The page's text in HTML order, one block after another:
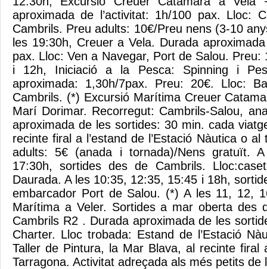
aproximada de l’activitat: 1h/100 pax. Lloc:
Cambrils. Preu adults: 10€/Preu nens (3-10
les 19:30h, Creuer a Vela. Durada
pax. Lloc: Ven a Navegar, Port de Salou. Preu:
i 12h, Iniciació a la Pesca: Spinning i
aproximada: 1,30h/7pax. Preu: 20€. Lloc:
Cambrils. (*) Excursió Marítima Creuer
Marí Dorimar. Recorregut: Cambrils-Salou,
aproximada de les sortides: 30 min. cada
recinte firal a l’estand de l’Estació Nàutica o
adults: 5€ (anada i tornada)/Nens gratuït.
17:30h, sortides des de Cambrils.
Daurada. A les 10:35, 12:35, 15:45 i 18h,
embarcador Port de Salou. (*) A les 11, 12,
Marítima a Veler. Sortides a mar oberta des
Cambrils R2 . Durada aproximada de les
Charter. Lloc trobada: Estand de l’Estació
Taller de Pintura, la Mar Blava, al recinte firal
Tarragona. Activitat adreçada als més petits